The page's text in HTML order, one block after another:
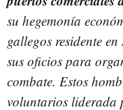
su hegemonía
gallegos residente
sus oficios para
combate. Estos
voluntarios liderada